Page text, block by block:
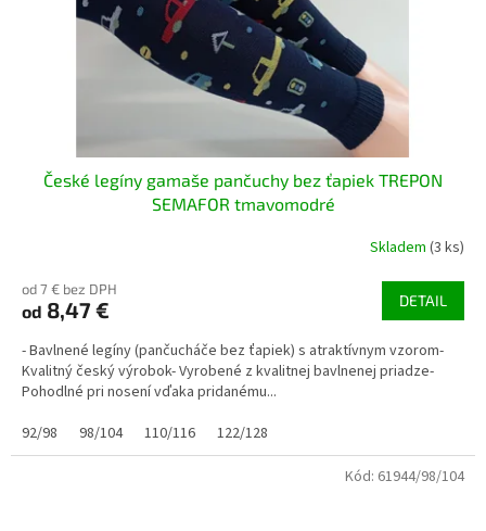
České legíny gamaše pančuchy bez ťapiek TREPON
SEMAFOR tmavomodré
Skladem (3 ks)
od 7 € bez DPH
od 8,47 € DETAIL
- Bavlnené legíny (pančucháče bez ťapiek) s atraktívnym vzorom-
Kvalitný český výrobok- Vyrobené z kvalitnej bavlnenej priadze-
Pohodlné pri nosení vďaka pridanému...
92/98
98/104 110/116 122/128
Kód: 61944/98/104